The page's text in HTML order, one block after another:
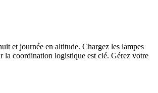
et journée en altitude. Chargez les lampes
la coordination logistique est clé. Gérez votre